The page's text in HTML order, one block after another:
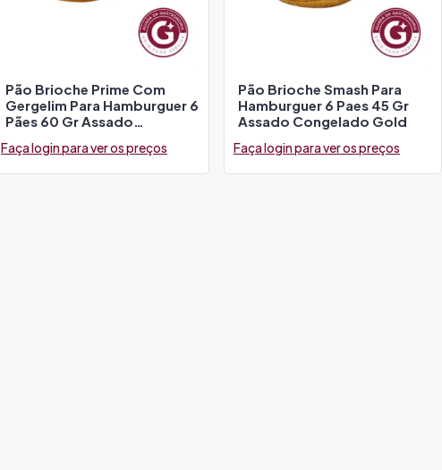
Pão Brioche Prime Com
Gergelim Para Hamburguer 6
Pães 60 Gr Assado
Faça login para ver os preços
Pão Brioche Smash Para
Hamburguer 6 Paes 45 Gr
Assado Congelado Gold
Faça login para ver os preços